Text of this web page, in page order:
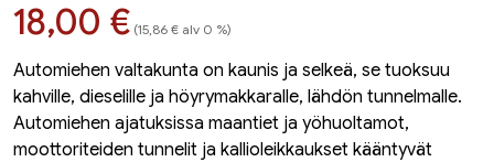
Hinta nyt
18,00 € (15,86 € alv 0 %)
Automiehen valtakunta on kaunis ja selkeä, se tuoksuu
kahville, dieselille ja höyrymakkaralle, lähdön tunnelmalle.
Automiehen ajatuksissa maantiet ja yöhuoltamot,
moottoriteiden tunnelit ja kallioleikkaukset kääntyvät